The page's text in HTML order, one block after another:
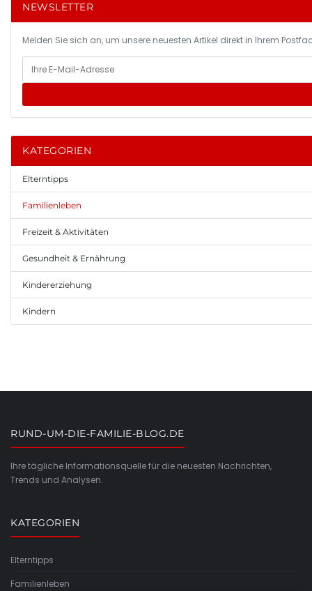
NEWSLETTER
Melden Sie sich an, um unsere neuesten Artikel direkt in Ihrem
KATEGORIEN
Elterntipps
Familienleben
Freizeit & Aktivitäten
Gesundheit & Ernährung
Kindererziehung
Kindern
RUND-UM-DIE-FAMILIE-BLOG.DE
Ihre tägliche Informationsquelle für die neuesten Nachrichten,
Trends und Analysen.
KATEGORIEN
Elterntipps
Familienleben